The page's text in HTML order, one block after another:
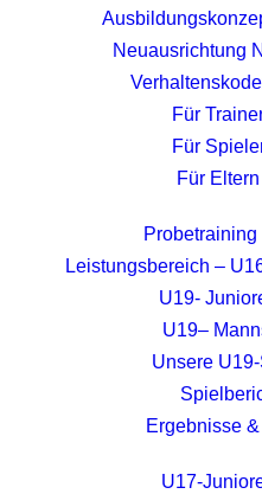
Neuausrichtung
Für
Für
Für Eltern
Probetraining
Leistungsbereich –
U19-
U19–
Unsere
Ergebnisse
U17-